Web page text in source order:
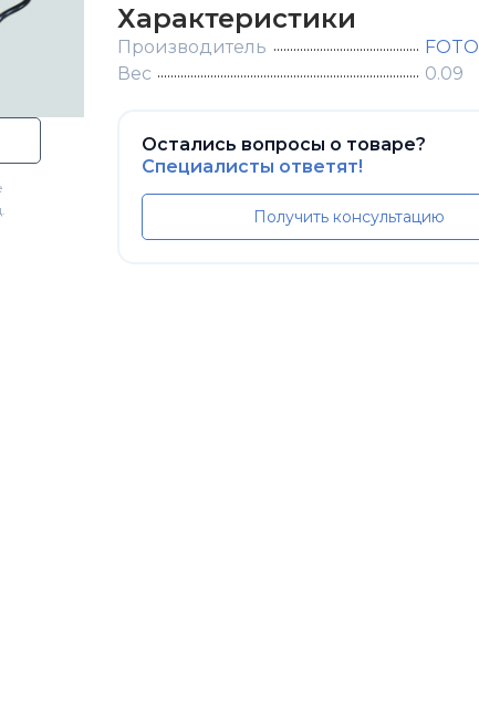
Характеристики
Производитель
Вес
0.09
Остались вопросы о товаре?
Специалисты ответят!
Получить консультацию